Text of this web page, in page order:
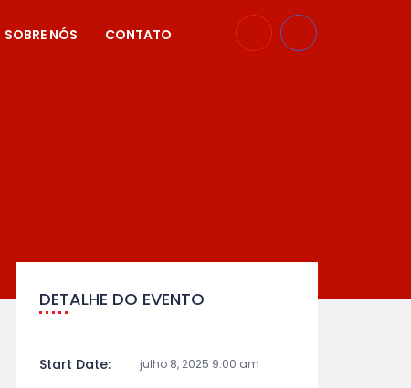
SOBRE NÓS CONTATO
DETALHE DO EVENTO
Start Date: julho 8, 2025 9:00 am